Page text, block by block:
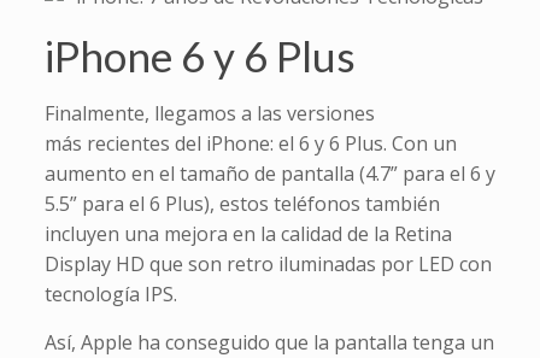
iPhone 6 y 6 Plus
Finalmente, llegamos a las versiones
más recientes del iPhone: el 6 y 6 Plus. Con un
aumento en el tamaño de pantalla (4.7” para el 6 y
5.5” para el 6 Plus), estos teléfonos también
incluyen una mejora en la calidad de la Retina
Display HD que son retro iluminadas por LED con
tecnología IPS.
Así, Apple ha conseguido que la pantalla tenga un